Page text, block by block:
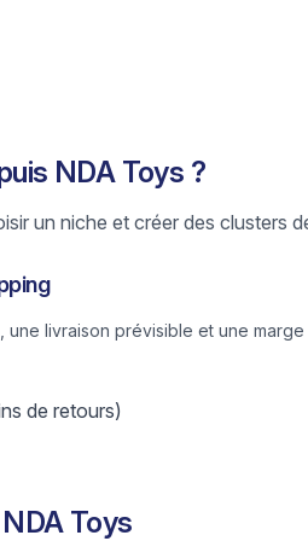
NDA Toys ?
un niche et créer des clusters
livraison prévisible et une
de retours)
Toys